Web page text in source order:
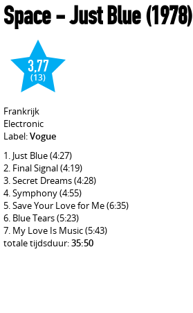
Space- Just Blue(1978)
3,77
(13)
Frankrijk
Electronic
Label:Vogue
Just Blue(4:27)
Final Signal(4:19)
Secret Dreams(4:28)
Symphony(4:55)
Save Your Love for Me(6:35)
Blue Tears(5:23)
My Love Is Music(5:43)
totale tijdsduur:35:50